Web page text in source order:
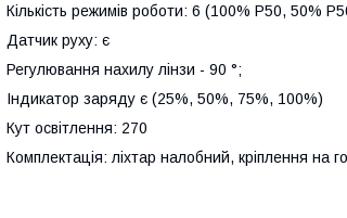
Кількість режимів роботи: 6 (100% P50, 50%
Датчик руху: є
Регулювання нахилу лінзи - 90 °;
Індикатор заряду є (25%, 50%, 75%, 100%)
Кут освітлення: 270
Комплектація: ліхтар налобний, кріплення на